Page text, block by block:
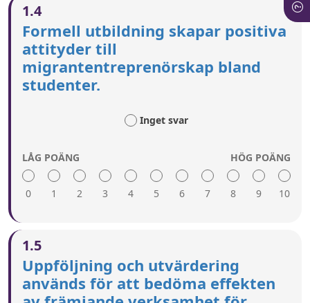
organisationer, nätverk och
företagsorganisationer om entreprenörskap.
En positiv bild av migranters entreprenörskap
skapas.
Lämpliga medier och onlinekanaler används för
migrantentreprenörer.
1.4
Formell utbildning skapar positiva
attityder till
migrantentreprenörskap bland
studenter.
Inget svar
LÅG POÄNG
0 1 2 3 4 5 6 7 8 9
HÖG POÄNG
10
obligatoriska läroplanen i skolan.
Entreprenörskapsutbildning omfattar ett brett
utbud av entreprenörskapsaktiviteter och
1.5
Uppföljning och utvärdering
används för att bedöma effekten